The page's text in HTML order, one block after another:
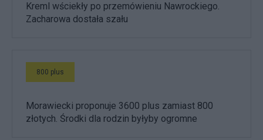
Kreml wściekły po przemówieniu Nawrockiego.
Zacharowa dostała szału
800 plus
Morawiecki proponuje 3600 plus zamiast 800
złotych. Środki dla rodzin byłyby ogromne